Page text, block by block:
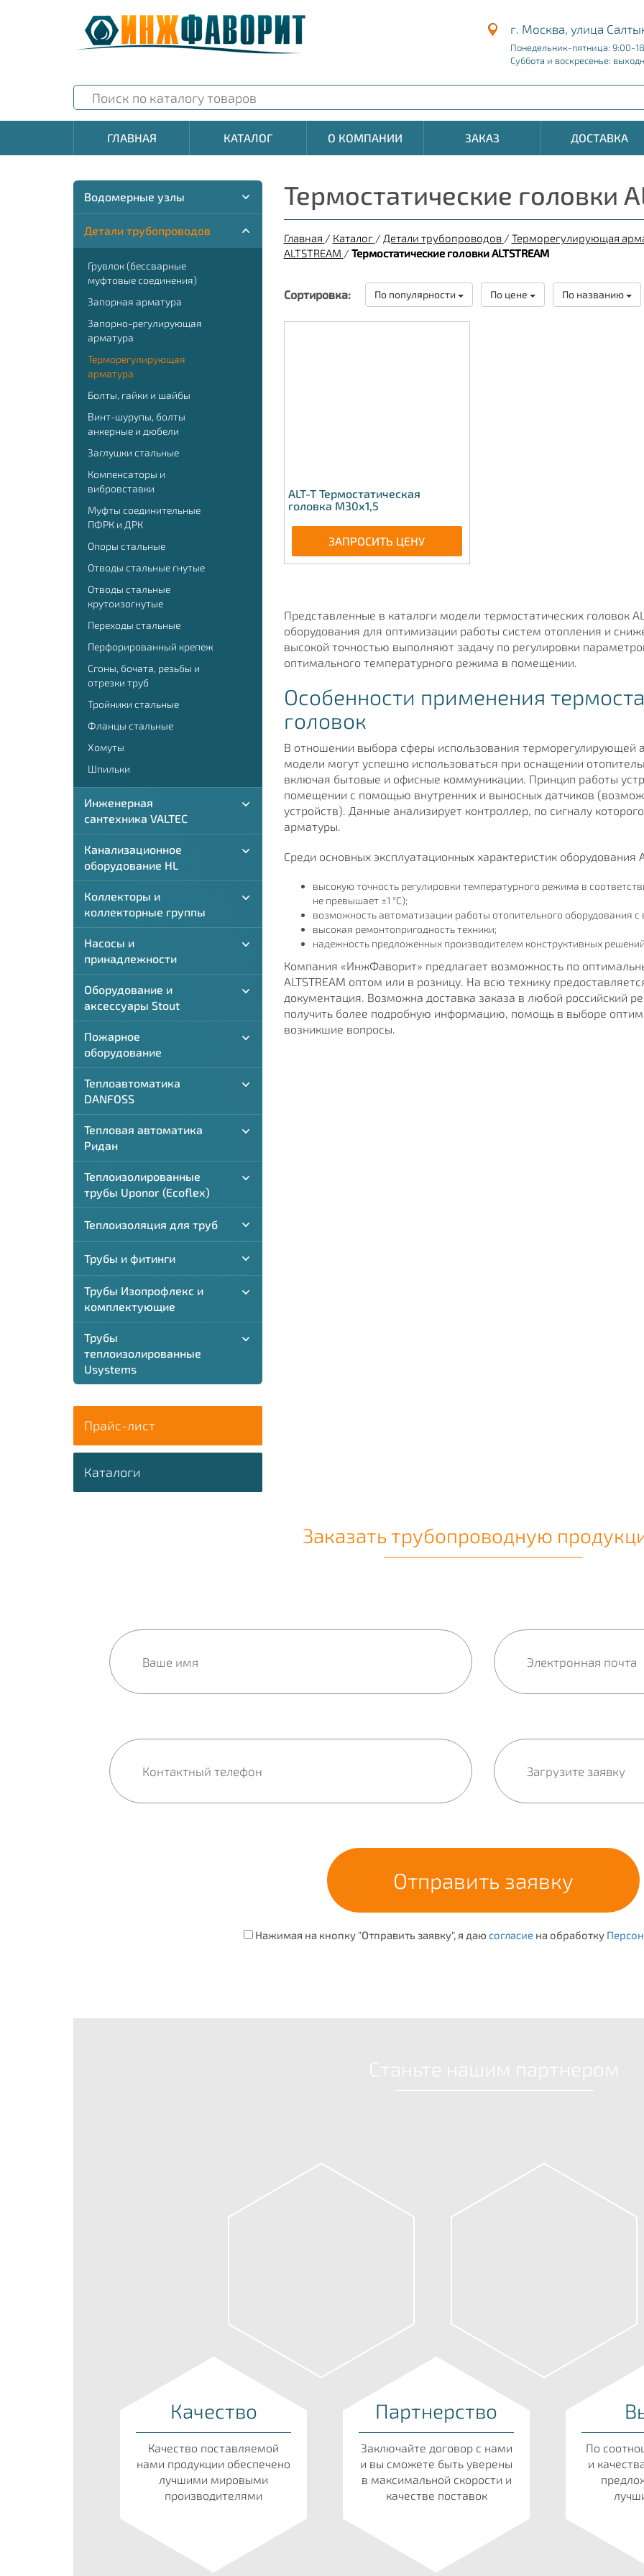
г. Москва, улица
Понедельник-пятница: 9:00-
Суббота и воскресенье:
ГЛАВНАЯ КАТАЛОГ О КОМПАНИИ ЗАКАЗ ДОСТАВКА
Водомерные узлы
Детали трубопроводов
Грувлок (бессварные
муфтовые соединения)
Запорная арматура
Запорно-регулирующая
арматура
Терморегулирующая
арматура
Болты, гайки и шайбы
Винт-шурупы, болты
анкерные и дюбели
Заглушки стальные
Компенсаторы и
вибровставки
Муфты соединительные
ПФРК и ДРК
Опоры стальные
Отводы стальные гнутые
Отводы стальные
крутоизогнутые
Переходы стальные
Перфорированный крепеж
Сгоны, бочата, резьбы и
отрезки труб
Тройники стальные
Фланцы стальные
Хомуты
Шпильки
Инженерная
сантехника VALTEC
Канализационное
оборудование HL
Коллекторы и
коллекторные группы
Насосы и
принадлежности
Оборудование и
аксессуары Stout
Пожарное
оборудование
Теплоавтоматика
DANFOSS
Тепловая автоматика
Ридан
Теплоизолированные
трубы Uponor (Ecoflex)
Теплоизоляция для труб
Трубы и фитинги
Трубы Изопрофлекс и
комплектующие
Трубы
теплоизолированные
Usystems
Прайс-лист
Каталоги
Термостатические головки
Главная / Каталог / Детали трубопроводов / Терморегулирующая
ALTSTREAM / Термостатические головки ALTSTREAM
Сортировка: По популярности По цене По названию
ALT-T Термостатическая
головка М30х1,5
ЗАПРОСИТЬ ЦЕНУ
Представленные в каталоги модели термостатических головок
оборудования для оптимизации работы систем отопления и
высокой точностью выполняют задачу по регулировки
оптимального температурного режима в помещении.
Особенности применения
головок
В отношении выбора сферы использования
модели могут успешно использоваться при оснащении
включая бытовые и офисные коммуникации. Принцип работы
помещении с помощью внутренних и выносных датчиков
устройств). Данные анализирует контроллер, по сигналу
арматуры.
Среди основных эксплуатационных характеристик оборудования
высокую точность регулировки температурного режима в
не превышает ±1 °С);
возможность автоматизации работы отопительного оборудования
высокая ремонтопригодность техники;
надежность предложенных производителем конструктивных
Компания «ИнжФаворит» предлагает возможность по
ALTSTREAM оптом или в розницу. На всю технику
документация. Возможна доставка заказа в любой российский
получить более подробную информацию, помощь в выборе
возникшие вопросы.
Заказать трубопроводную
Нажимая на кнопку "Отправить заявку", я даю согласие на обработку
Качество
Качество поставляемой
нами продукции обеспечено
лучшими мировыми
производителями
Партнерство
Заключайте договор с нами
и вы сможете быть уверены
в максимальной скорости и
качестве поставок
По
и